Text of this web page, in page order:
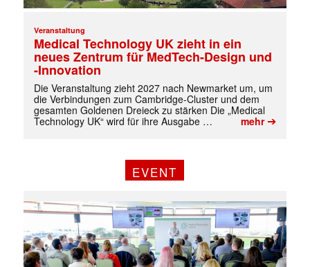
Veranstaltung
Medical Technology UK zieht in ein
neues Zentrum für MedTech-Design und
-Innovation
Die Veranstaltung zieht 2027 nach Newmarket um, um
die Verbindungen zum Cambridge-Cluster und dem
gesamten Goldenen Dreieck zu stärken Die „Medical
Technology UK“ wird für ihre Ausgabe …
mehr➔
EVENT